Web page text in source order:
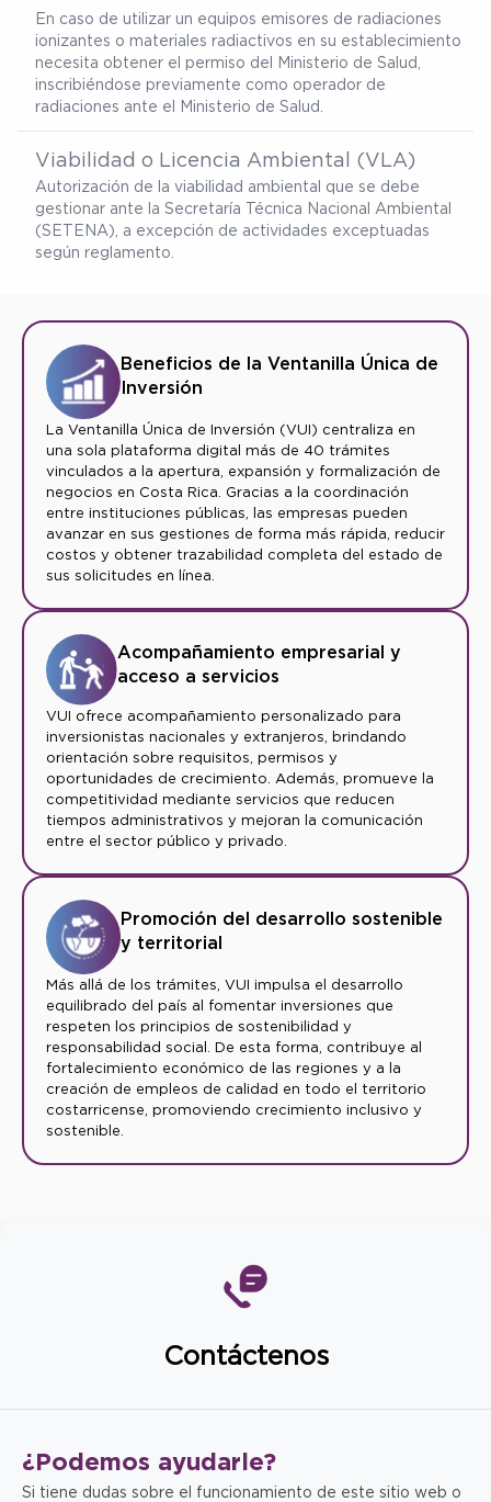
En caso de utilizar un equipos emisores de radiaciones
ionizantes o materiales radiactivos en su establecimiento
necesita obtener el permiso del Ministerio de Salud,
inscribiéndose previamente como operador de
radiaciones ante el Ministerio de Salud.
Viabilidad o Licencia Ambiental (VLA)
Autorización de la viabilidad ambiental que se debe
gestionar ante la Secretaría Técnica Nacional Ambiental
(SETENA), a excepción de actividades exceptuadas
según reglamento.
Beneficios de la Ventanilla Única de
Inversión
La Ventanilla Única de Inversión (VUI) centraliza en
una sola plataforma digital más de 40 trámites
vinculados a la apertura, expansión y formalización de
negocios en Costa Rica. Gracias a la coordinación
entre instituciones públicas, las empresas pueden
avanzar en sus gestiones de forma más rápida, reducir
costos y obtener trazabilidad completa del estado de
sus solicitudes en línea.
Acompañamiento empresarial y
acceso a servicios
VUI ofrece acompañamiento personalizado para
inversionistas nacionales y extranjeros, brindando
orientación sobre requisitos, permisos y
oportunidades de crecimiento. Además, promueve la
competitividad mediante servicios que reducen
tiempos administrativos y mejoran la comunicación
entre el sector público y privado.
Promoción del desarrollo sostenible
y territorial
Más allá de los trámites, VUI impulsa el desarrollo
equilibrado del país al fomentar inversiones que
respeten los principios de sostenibilidad y
responsabilidad social. De esta forma, contribuye al
fortalecimiento económico de las regiones y a la
creación de empleos de calidad en todo el territorio
costarricense, promoviendo crecimiento inclusivo y
sostenible.
Contáctenos
¿Podemos ayudarle?
Si tiene dudas sobre el funcionamiento de este sitio web o